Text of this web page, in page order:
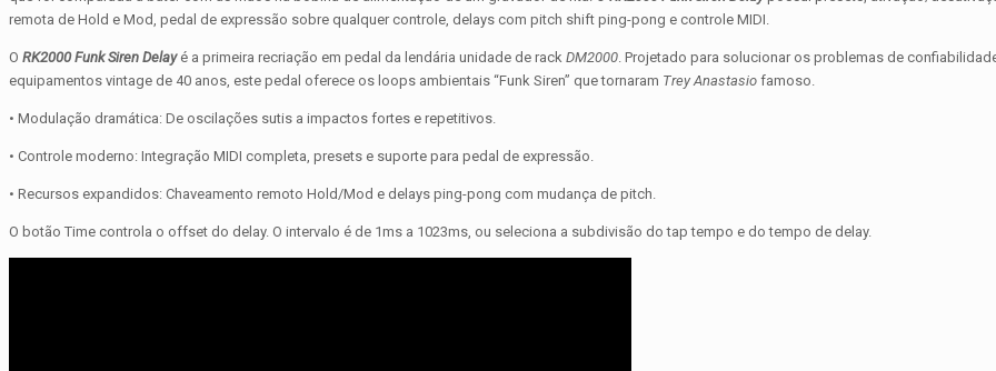
remota de Hold e Mod, pedal de expressão sobre qualquer controle, delays com pitch shift ping-pong e controle MIDI.
O RK2000 Funk Siren Delayé a primeira recriação em pedal da lendária unidade de rack DM2000. Projetado para solucionar os problemas de
equipamentos vintage de 40 anos, este pedal oferece os loops ambientais “Funk Siren” que tornaram Trey Anastasio famoso.
• Modulação dramática: De oscilações sutis a impactos fortes e repetitivos.
• Controle moderno: Integração MIDI completa, presets e suporte para pedal de expressão.
• Recursos expandidos: Chaveamento remoto Hold/Mod e delays ping-pong com mudança de pitch.
O botão Time controla o offset do delay. O intervalo é de 1ms a 1023ms, ou seleciona a subdivisão do tap tempo e do tempo de delay.